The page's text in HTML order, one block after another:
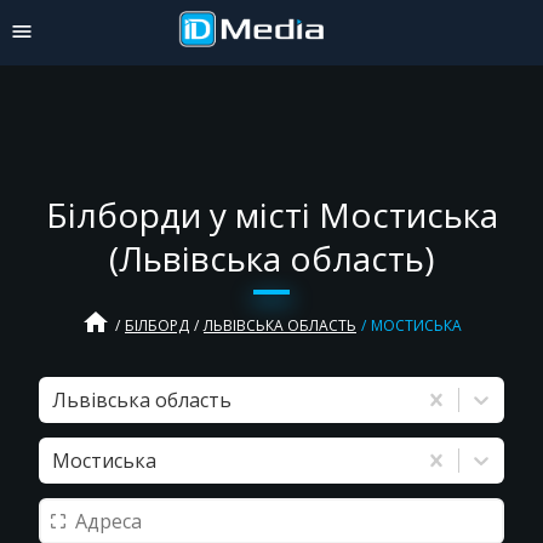
Білборди у місті Мостиська
(Львівська область)
home БІЛБОРД ЛЬВІВСЬКА ОБЛАСТЬ МОСТИСЬКА
Львівська область
Мостиська